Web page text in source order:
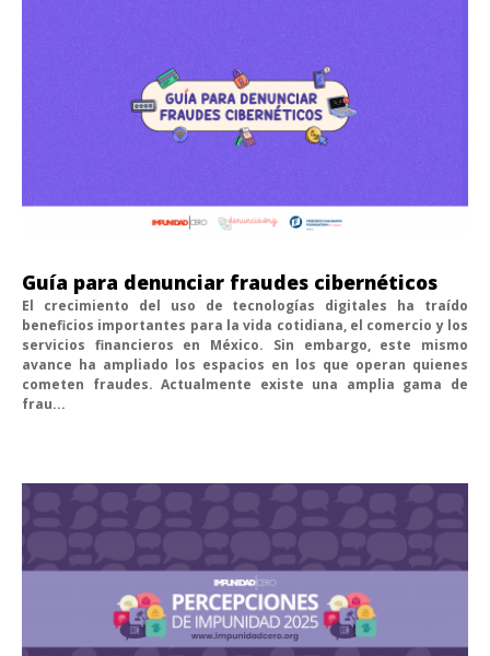
Guía para denunciar fraudes cibernéticos
El crecimiento del uso de tecnologías digitales ha traído
beneficios importantes para la vida cotidiana, el comercio y los
servicios financieros en México. Sin embargo, este mismo
avance ha ampliado los espacios en los que operan quienes
cometen fraudes. Actualmente existe una amplia gama de
frau...